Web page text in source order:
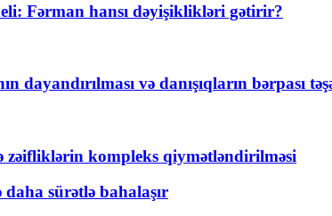
Fərman hansı dəyişiklikləri gətirir?
və danışıqların bərpası
zəifliklərin kompleks qiymətləndirilməsi
sürətlə bahalaşır